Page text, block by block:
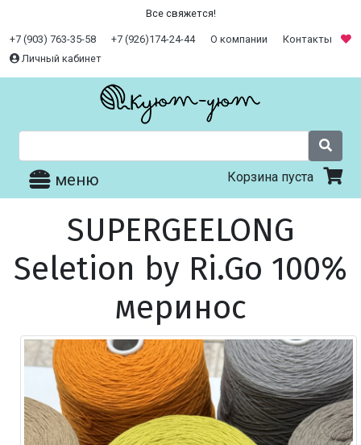
Все свяжется!
+7 (903) 763-35-58 +7 (926)174-24-44 О компании
Контакты
Личный кабинет
меню Корзина пуста
SUPERGEELONG
Seletion by Ri.Go 100%
меринос